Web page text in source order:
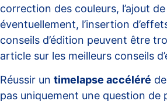
correction des couleurs, l’ajout
éventuellement, l’insertion
conseils d’édition peuvent être
article sur les meilleurs conseils
Réussir un timelapse accéléré
pas uniquement une question de